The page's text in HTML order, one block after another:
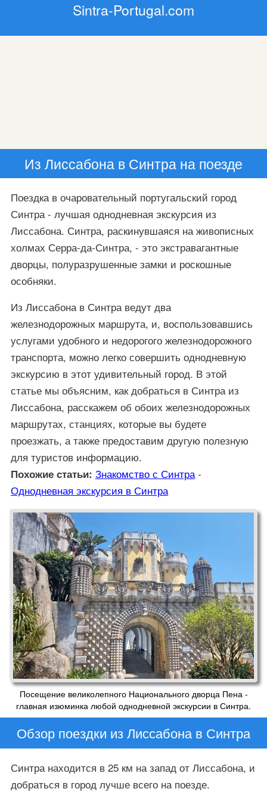
Sintra-Portugal.com
Из Лиссабона в Синтра на поезде
Поездка в очаровательный португальский город
Синтра - лучшая однодневная экскурсия из
Лиссабона. Синтра, раскинувшаяся на живописных
холмах Серра-да-Синтра, - это экстравагантные
дворцы, полуразрушенные замки и роскошные
особняки.
Из Лиссабона в Синтра ведут два
железнодорожных маршрута, и, воспользовавшись
услугами удобного и недорогого железнодорожного
транспорта, можно легко совершить однодневную
экскурсию в этот удивительный город. В этой
статье мы объясним, как добраться в Синтра из
Лиссабона, расскажем об обоих железнодорожных
маршрутах, станциях, которые вы будете
проезжать, а также предоставим другую полезную
для туристов информацию.
Похожие статьи: Знакомство с Синтра-
Однодневная экскурсия в Синтра
Посещение великолепного Национального дворца Пена -
главная изюминка любой однодневной экскурсии в Синтра.
Обзор поездки из Лиссабона в Синтра
Синтра находится в 25 км на запад от Лиссабона, и
добраться в город лучше всего на поезде.